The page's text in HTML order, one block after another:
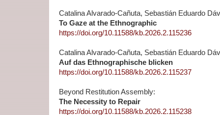
Catalina Alvarado-Cañuta, Sebastián Eduardo
To Gaze at the Ethnographic
https://doi.org/10.11588/kb.2026.2.115236
Catalina Alvarado-Cañuta, Sebastián Eduardo
Auf das Ethnographische blicken
https://doi.org/10.11588/kb.2026.2.115237
Beyond Restitution Assembly:
The Necessity to Repair
https://doi.org/10.11588/kb.2026.2.115238